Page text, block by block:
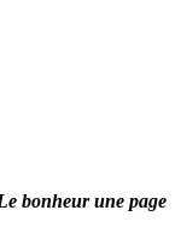
bonheur une page